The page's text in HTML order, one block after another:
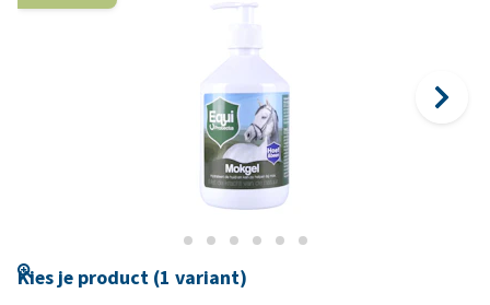
Kies je product (1 variant)